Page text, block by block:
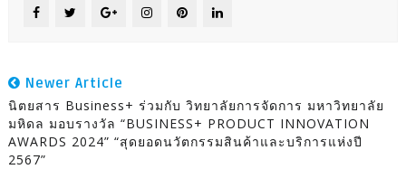
Newer Article
นิตยสาร Business+ ร่วมกับ วิทยาลัยการจัดการ มหาวิทยาลัย
มหิดล มอบรางวัล “BUSINESS+ PRODUCT INNOVATION
AWARDS 2024” “สุดยอดนวัตกรรมสินค้าและบริการแห่งปี
2567”